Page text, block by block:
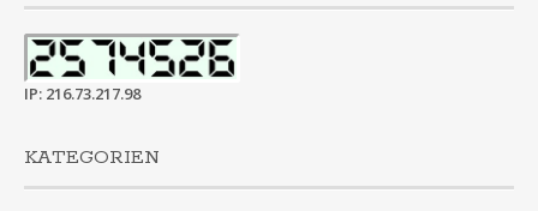
IP: 216.73.217.98
KATEGORIEN